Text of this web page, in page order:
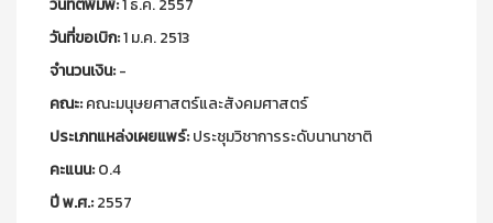
วันที่ตีพิมพ์:1 ธ.ค. 2557
วันที่ขอเบิก:1 ม.ค. 2513
จำนวนเงิน:-
คณะ:คณะมนุษยศาสตร์และสังคมศาสตร์
ประเภทแหล่งเผยแพร์:ประชุมวิชาการระดับนานาชาติ
คะแนน:0.4
ปี พ.ศ.:2557